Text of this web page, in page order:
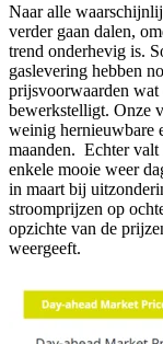
Naar alle
verder gaan dalen,
trend onderhevig is.
gaslevering hebben
prijsvoorwaarden wat
bewerkstelligt. Onze
weinig hernieuwbare
maanden. Echter valt
enkele mooie weer
in maart bij
stroomprijzen op
opzichte van de
weergeeft.